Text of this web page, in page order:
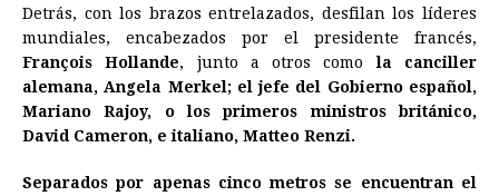
Detrás, con los brazos entrelazados, desfilan los líderes
mundiales, encabezados por el presidente francés,
François Hollande, junto a otros comola canciller
alemana, Angela Merkel; el jefe del Gobierno español,
Mariano Rajoy, o los primeros ministros británico,
David Cameron, e italiano, Matteo Renzi.
Separados por apenas cinco metros se encuentran el